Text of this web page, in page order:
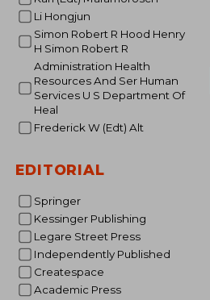
Li Hongjun
Simon Robert R Hood Henry
H Simon Robert R
Administration Health
Resources And Ser Human
Services U S Department Of
Heal
Frederick W (Edt) Alt
EDITORIAL
Springer
Kessinger Publishing
Legare Street Press
Independently Published
Createspace
Academic Press